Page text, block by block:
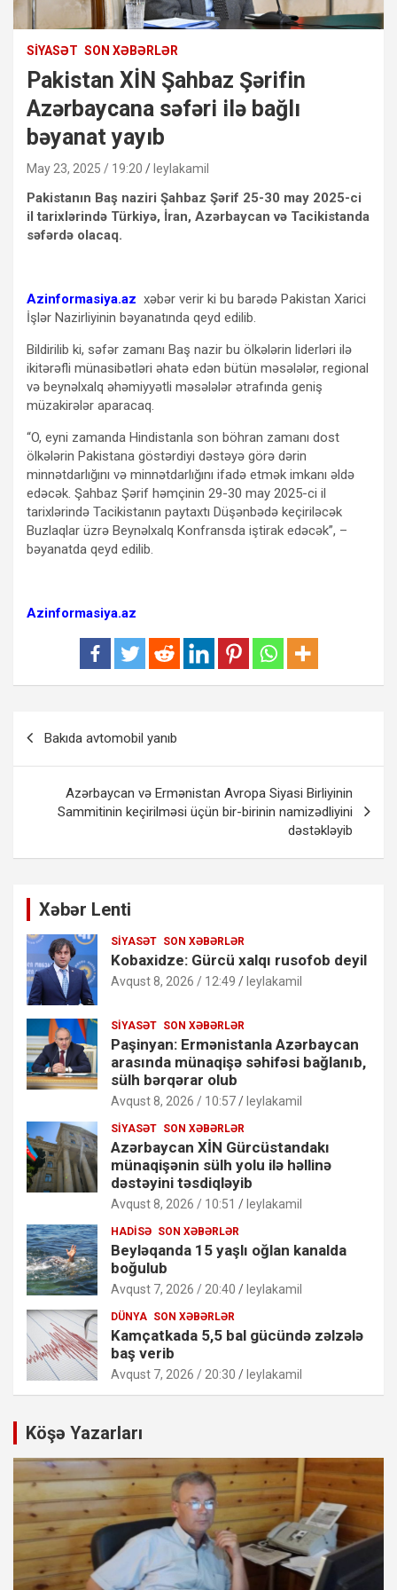
SIYASƏT SON XƏBƏRLƏR
Pakistan XİN Şahbaz Şərifin
Azərbaycana səfəri ilə bağlı
bəyanat yayıb
May 23, 2025 / 19:20 leylakamil
Pakistanın Baş naziri Şahbaz Şərif 25-30 may 2025-ci
il tarixlərində Türkiyə, İran, Azərbaycan və Tacikistanda
səfərdə olacaq.
Azinformasiya.az xəbər verir ki bu barədə Pakistan Xarici
İşlər Nazirliyinin bəyanatında qeyd edilib.
Bildirilib ki, səfər zamanı Baş nazir bu ölkələrin liderləri ilə
ikitərəfli münasibətləri əhatə edən bütün məsələlər, regional
və beynəlxalq əhəmiyyətli məsələlər ətrafında geniş
müzakirələr aparacaq.
“O, eyni zamanda Hindistanla son böhran zamanı dost
ölkələrin Pakistana göstərdiyi dəstəyə görə dərin
minnətdarlığını və minnətdarlığını ifadə etmək imkanı əldə
edəcək. Şahbaz Şərif həmçinin 29-30 may 2025-ci il
tarixlərində Tacikistanın paytaxtı Düşənbədə keçiriləcək
Buzlaqlar üzrə Beynəlxalq Konfransda iştirak edəcək”, –
bəyanatda qeyd edilib.
Azinformasiya.az
Bakıda avtomobil yanıb
Azərbaycan və Ermənistan Avropa Siyasi Birliyinin
Sammitinin keçirilməsi üçün bir-birinin namizədliyini
dəstəkləyib
Xəbər Lenti
SIYASƏT SON XƏBƏRLƏR
Kobaxidze: Gürcü xalqı rusofob deyil
Avqust 8, 2026 / 12:49 leylakamil
SIYASƏT SON XƏBƏRLƏR
Paşinyan: Ermənistanla Azərbaycan
arasında münaqişə səhifəsi bağlanıb,
sülh bərqərar olub
Avqust 8, 2026 / 10:57 leylakamil
SIYASƏT SON XƏBƏRLƏR
Azərbaycan XİN Gürcüstandakı
münaqişənin sülh yolu ilə həllinə
dəstəyini təsdiqləyib
Avqust 8, 2026 / 10:51 leylakamil
HADISƏ SON XƏBƏRLƏR
Beyləqanda 15 yaşlı oğlan kanalda
boğulub
Avqust 7, 2026 / 20:40 leylakamil
DÜNYA SON XƏBƏRLƏR
Kamçatkada 5,5 bal gücündə zəlzələ
baş verib
Avqust 7, 2026 / 20:30 leylakamil
Köşə Yazarları